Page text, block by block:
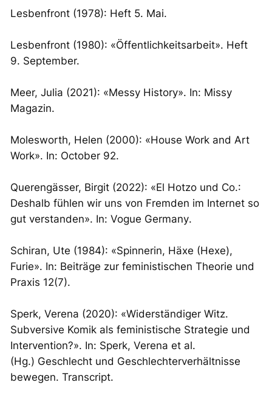
Lesbenfront (1978): Heft 5. Mai.
Lesbenfront (1980): «Öffentlichkeitsarbeit». Heft
9. September.
Meer, Julia (2021): «Messy History». In: Missy
Magazin.
Molesworth, Helen (2000): «House Work and Art
Work». In: October 92.
Querengässer, Birgit (2022): «El Hotzo und Co.:
Deshalb fühlen wir uns von Fremden im Internet so
gut verstanden». In: Vogue Germany.
Schiran, Ute (1984): «Spinnerin, Häxe (Hexe),
Furie». In: Beiträge zur feministischen Theorie und
Praxis 12(7).
Sperk, Verena (2020): «Widerständiger Witz.
Subversive Komik als feministische Strategie und
Intervention?». In: Sperk, Verena et al.
(Hg.) Geschlecht und Geschlechterverhältnisse
bewegen. Transcript.